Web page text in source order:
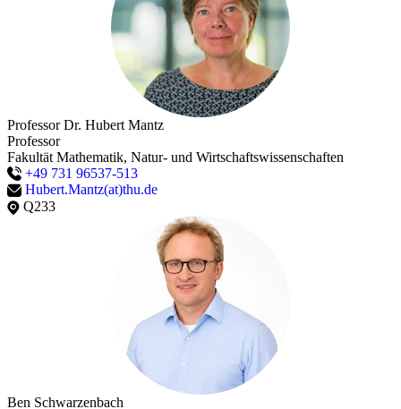
Professor Dr. Hubert Mantz
Professor
Fakultät Mathematik, Natur- und Wirtschaftswissenschaften
+49 731 96537-513
Hubert.Mantz(at)thu.de
Q233
Ben Schwarzenbach